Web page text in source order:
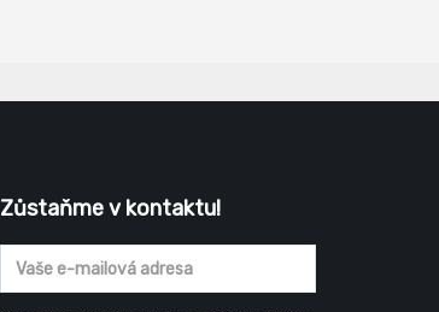
Zůstaňme v kontaktu!